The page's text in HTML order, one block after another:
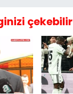
çekebilir